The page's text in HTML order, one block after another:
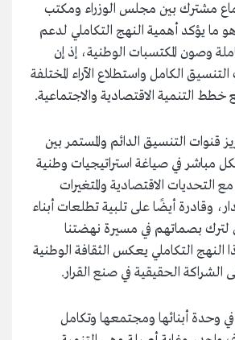
مشترك بين مجلس الوزراء ومكتب
يؤكد أهمية النهج التكاملي لدعم
وصون المكتسبات الوطنية، إذ إن
الكامل واستطلاع الآراء المختلفة
التنمية الاقتصادية والاجتماعية.
قنوات التنسيق الدائم والمستمر بين
مباشر في صياغة استراتيجيات وطنية
التحديات الاقتصادية والمتغيرات
وقادرة أيضًا على تلبية تطلعات أبناء
بصماتهم في مسيرة نهضتنا
النهج التكاملي يعكس الثقافة الوطنية
الشراكة الحقيقية في صنع القرار.
وحدة أبنائها ومجتمعها وتكامل